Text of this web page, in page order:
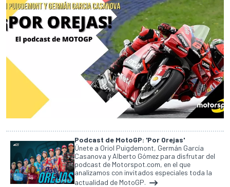
Podcast de MotoGP: 'Por Orejas'
Únete a Oriol Puigdemont, Germán García
Casanova y Alberto Gómez para disfrutar del
podcast de Motorspot.com, en el que
analizamos con invitados especiales toda la
actualidad de MotoGP.